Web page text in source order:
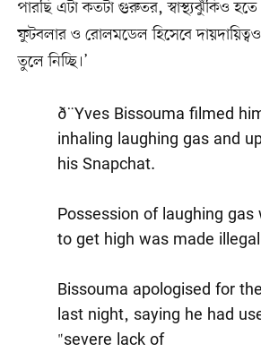
পারছি এটা কতটা গুরুতর, স্বাস্থ্যঝুঁকিও
ফুটবলার ও রোলমডেল হিসেবে
তুলে নিচ্ছি।’
ð¨Yves Bissouma filmed
inhaling laughing gas and
his Snapchat.
Possession of laughing
to get high was made
Bissouma apologised for
last night, saying he had
"severe lack of